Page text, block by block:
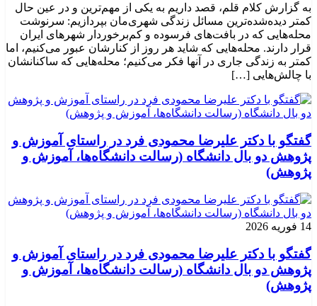
به گزارش کلام قلم، قصد داریم به یکی از مهم‌ترین و در عین حال
کمتر دیده‌شده‌ترین مسائل زندگی شهری‌مان بپردازیم: سرنوشت
محله‌هایی که در بافت‌های فرسوده و کم‌برخوردار شهرهای ایران
قرار دارند. محله‌هایی که شاید هر روز از کنارشان عبور می‌کنیم، اما
کمتر به زندگی جاری در آنها فکر می‌کنیم؛ محله‌هایی که ساکنانشان
با چالش‌هایی […]
گفتگو با دکتر علیرضا محمودی فرد در راستای آموزش و
پژوهش دو بال دانشگاه (رسالت دانشگاه‌ها، آموزش و
پژوهش)
14 فوریه 2026
گفتگو با دکتر علیرضا محمودی فرد در راستای آموزش و
پژوهش دو بال دانشگاه (رسالت دانشگاه‌ها، آموزش و
پژوهش)